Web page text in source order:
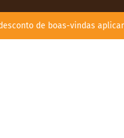
de boas-vindas